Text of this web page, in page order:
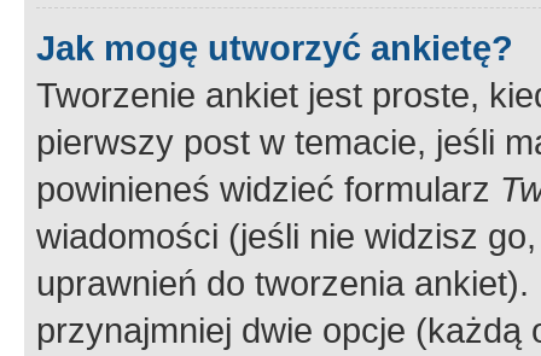
Jak mogę utworzyć ankietę?
Tworzenie ankiet jest proste,
pierwszy post w temacie, jeśli
powinieneś widzieć formularz
wiadomości (jeśli nie widzisz
uprawnień do tworzenia
przynajmniej dwie opcje